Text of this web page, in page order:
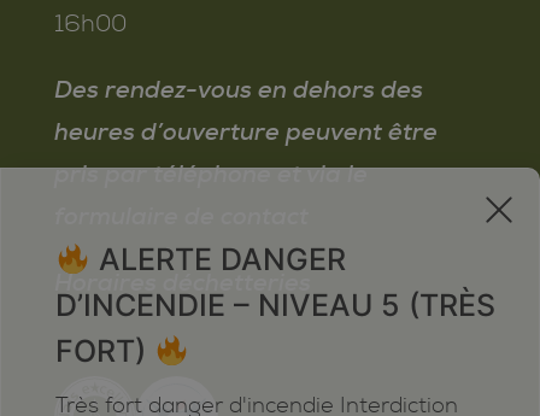
16h00
Des rendez-vous en dehors des
heures d’ouverture peuvent être
pris par téléphone et via le
Horaires déchetteries
x
ALERTE DANGER
D’INCENDIE – NIVEAU 5 (TRÈS
FORT)
Très fort danger d'incendie Interdiction